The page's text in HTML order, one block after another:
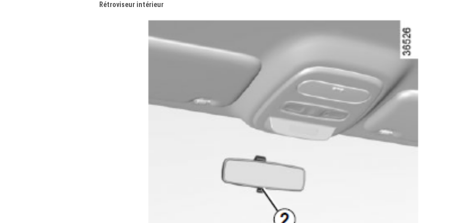
Rétroviseur intérieur